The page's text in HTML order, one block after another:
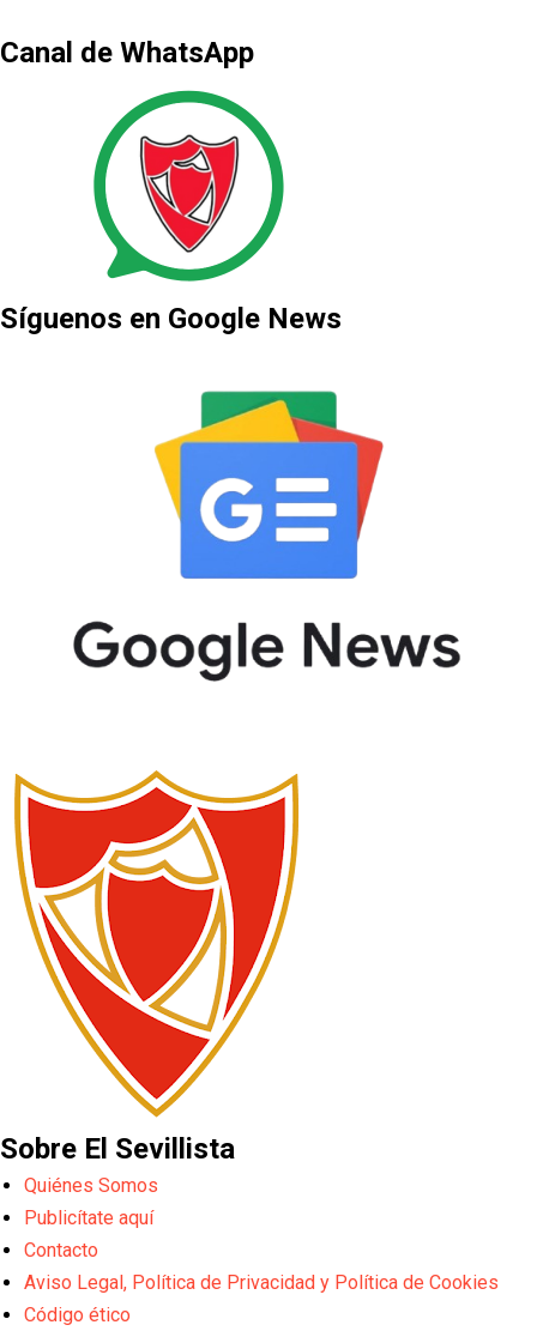
Canal de WhatsApp
Síguenos en Google News
Sobre El Sevillista
Quiénes Somos
Publicítate aquí
Contacto
Aviso Legal, Política de Privacidad y Política de Cookies
Código ético